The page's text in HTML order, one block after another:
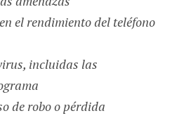
el rendimiento del teléfono
incluidas las
de robo o pérdida